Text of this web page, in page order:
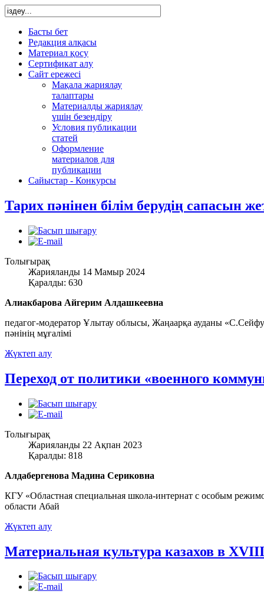
Басты бет
Редакция алқасы
Материал қосу
Сертификат алу
Сайт ережесі
Мақала жариялау
талаптары
Материалды жариялау
үшін безендіру
Условия публикации
статей
Оформление
материалов для
публикации
Сайыстар - Конкурсы
Тарих пәнінен білім берудің сапасын
Толығырақ
Жарияланды 14 Мамыр 2024
Қаралды: 630
Алиакбарова Айгерим Алдашкеевна
педагог-модератор Ұлытау облысы, Жаңаарқа ауданы
пәнінің мұғалімі
Жүктеп алу
Переход от политики «военного
Толығырақ
Жарияланды 22 Ақпан 2023
Қаралды: 818
Алдабергенова Мадина Сериковна
КГУ «Областная специальная школа-интернат с особым
области Абай
Жүктеп алу
Материальная культура казахов в